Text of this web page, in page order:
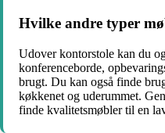
Hvilke andre typer
Udover kontorstole kan du
konferenceborde,
brugt. Du kan også finde
køkkenet og uderummet.
finde kvalitetsmøbler til en